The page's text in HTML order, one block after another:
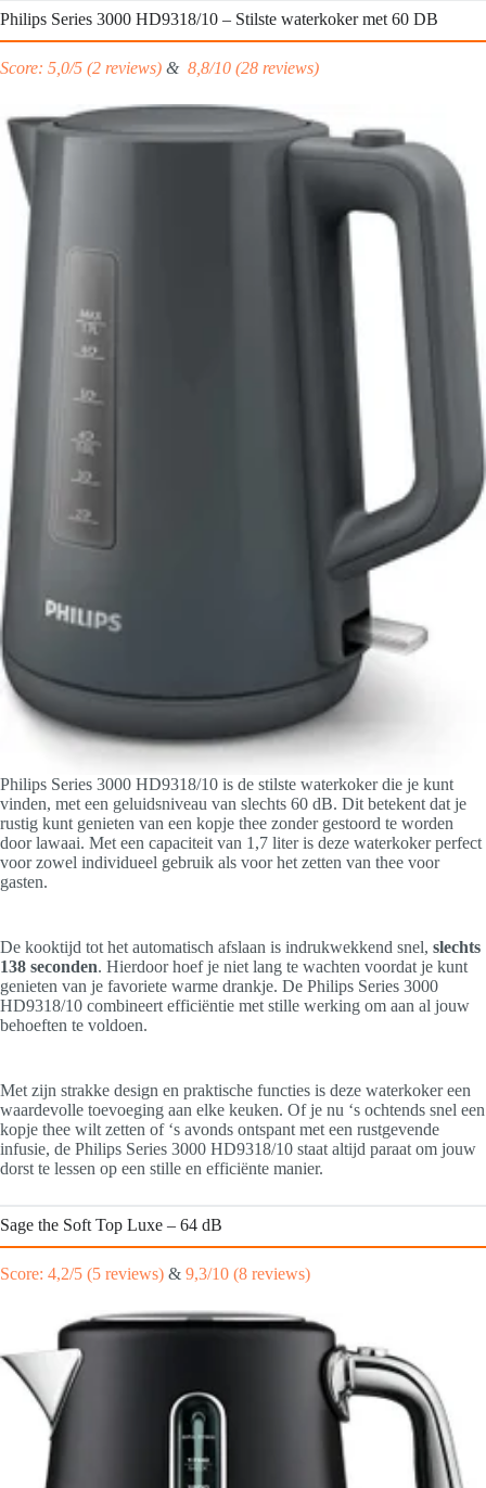
Philips Series 3000 HD9318/10 – Stilste waterkoker met 60 DB
Score: 5,0/5 (2 reviews) & 8,8/10 (28 reviews)
Philips Series 3000 HD9318/10 is de stilste waterkoker die je kunt
vinden, met een geluidsniveau van slechts 60 dB. Dit betekent dat je
rustig kunt genieten van een kopje thee zonder gestoord te worden
door lawaai. Met een capaciteit van 1,7 liter is deze waterkoker perfect
voor zowel individueel gebruik als voor het zetten van thee voor
gasten.
De kooktijd tot het automatisch afslaan is indrukwekkend snel, slechts
138 seconden. Hierdoor hoef je niet lang te wachten voordat je kunt
genieten van je favoriete warme drankje. De Philips Series 3000
HD9318/10 combineert efficiëntie met stille werking om aan al jouw
behoeften te voldoen.
Met zijn strakke design en praktische functies is deze waterkoker een
waardevolle toevoeging aan elke keuken. Of je nu ‘s ochtends snel een
kopje thee wilt zetten of ‘s avonds ontspant met een rustgevende
infusie, de Philips Series 3000 HD9318/10 staat altijd paraat om jouw
dorst te lessen op een stille en efficiënte manier.
Sage the Soft Top Luxe – 64 dB
Score: 4,2/5 (5 reviews) & 9,3/10 (8 reviews)